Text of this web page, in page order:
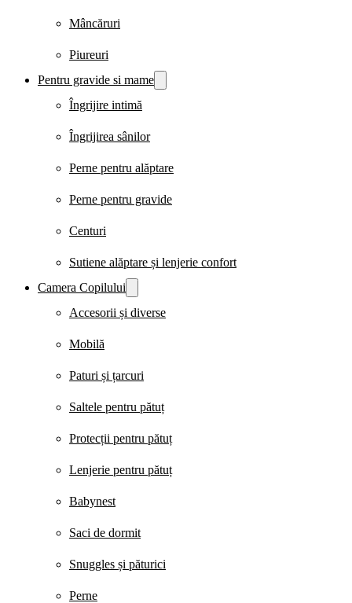
Mâncăruri
Piureuri
Pentru gravide si mame
Îngrijire intimă
Îngrijirea sânilor
Perne pentru alăptare
Perne pentru gravide
Centuri
Sutiene alăptare și lenjerie confort
Camera Copilului
Accesorii și diverse
Mobilă
Paturi și țarcuri
Saltele pentru pătuț
Protecții pentru pătuț
Lenjerie pentru pătuț
Babynest
Saci de dormit
Snuggles și păturici
Perne